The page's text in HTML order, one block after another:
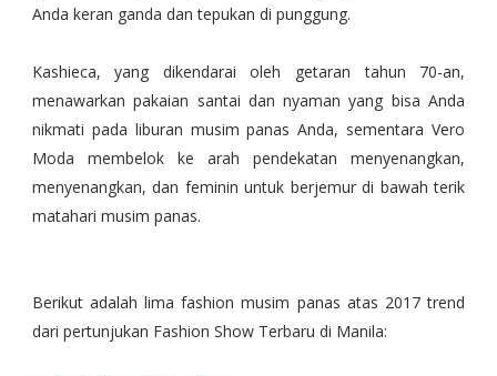
Anda keran ganda dan tepukan di punggung.
Kashieca, yang dikendarai oleh getaran tahun 70-an,
menawarkan pakaian santai dan nyaman yang bisa Anda
nikmati pada liburan musim panas Anda, sementara Vero
Moda membelok ke arah pendekatan menyenangkan,
menyenangkan, dan feminin untuk berjemur di bawah terik
matahari musim panas.
Berikut adalah lima fashion musim panas atas 2017 trend
dari pertunjukan Fashion Show Terbaru di Manila: